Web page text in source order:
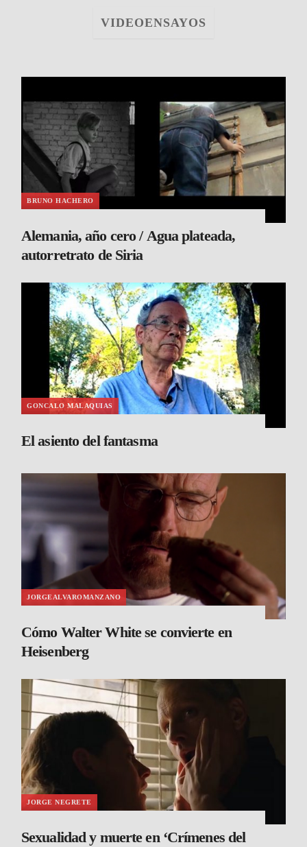
VIDEOENSAYOS
BRUNO HACHERO
Alemania, año cero / Agua plateada,
autorretrato de Siria
GONCALO MALAQUIAS
El asiento del fantasma
JORGEALVAROMANZANO
Cómo Walter White se convierte en
Heisenberg
JORGE NEGRETE
Sexualidad y muerte en ‘Crímenes del